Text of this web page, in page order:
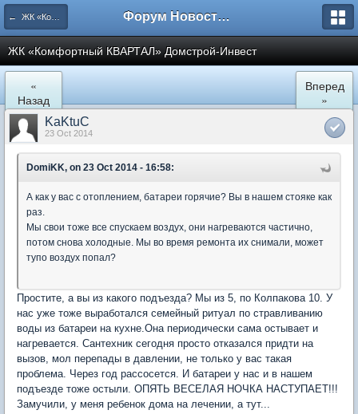
← ЖК «Комфортный КВАРТАЛ» Форум Новостройки
ЖК «Комфортный КВАРТАЛ» Домстрой-Инвест
«
Назад
Вперед
»
KaKtuC
23 Oct 2014
DomiKK, on 23 Oct 2014 - 16:58:
А как у вас с отоплением, батареи горячие? Вы в нашем стояке как
раз.
Мы свои тоже все спускаем воздух, они нагреваются частично,
потом снова холодные. Мы во время ремонта их снимали, может
тупо воздух попал?
Простите, а вы из какого подъезда? Мы из 5, по Колпакова 10. У
нас уже тоже выработался семейный ритуал по стравливанию
воды из батареи на кухне.Она периодически сама остывает и
нагревается. Сантехник сегодня просто отказался придти на
вызов, мол перепады в давлении, не только у вас такая
проблема. Через год рассосется. И батареи у нас и в нашем
подъезде тоже остыли. ОПЯТЬ ВЕСЕЛАЯ НОЧКА НАСТУПАЕТ!!!
Замучили, у меня ребенок дома на лечении, а тут...